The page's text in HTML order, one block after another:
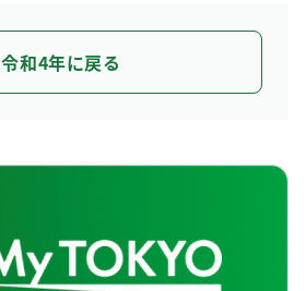
令和4年に戻る